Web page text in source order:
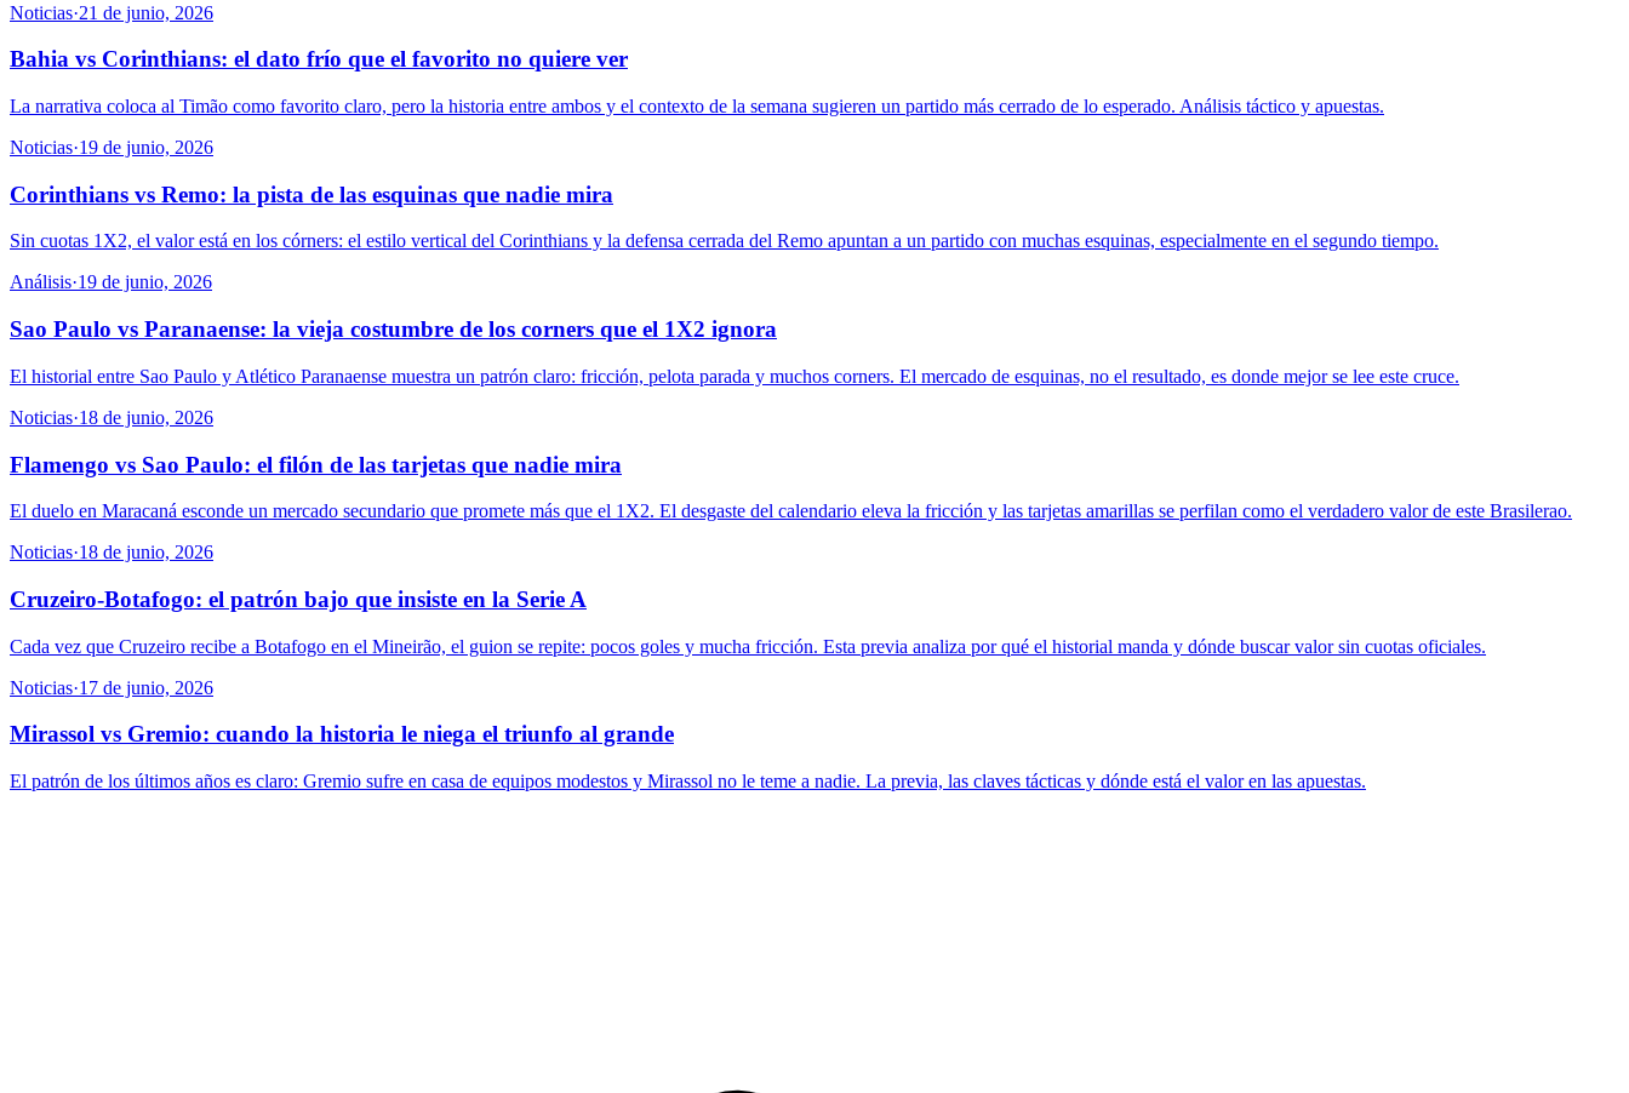
Noticias·21 de junio, 2026
Bahia vs Corinthians: el dato frío que el favorito no quiere ver
La narrativa coloca al Timão como favorito claro, pero la historia entre ambos y el contexto de la semana sugieren un partido más cerrado de lo esperado. Análisis táctico y apuestas.
Noticias·19 de junio, 2026
Corinthians vs Remo: la pista de las esquinas que nadie mira
Sin cuotas 1X2, el valor está en los córners: el estilo vertical del Corinthians y la defensa cerrada del Remo apuntan a un partido con muchas esquinas, especialmente en el segundo tiempo.
Análisis·19 de junio, 2026
Sao Paulo vs Paranaense: la vieja costumbre de los corners que el 1X2 ignora
El historial entre Sao Paulo y Atlético Paranaense muestra un patrón claro: fricción, pelota parada y muchos corners. El mercado de esquinas, no el resultado, es donde mejor se lee este cruce.
Noticias·18 de junio, 2026
Flamengo vs Sao Paulo: el filón de las tarjetas que nadie mira
El duelo en Maracaná esconde un mercado secundario que promete más que el 1X2. El desgaste del calendario eleva la fricción y las tarjetas amarillas se perfilan como el verdadero valor de este Brasilerao.
Noticias·18 de junio, 2026
Cruzeiro-Botafogo: el patrón bajo que insiste en la Serie A
Cada vez que Cruzeiro recibe a Botafogo en el Mineirão, el guion se repite: pocos goles y mucha fricción. Esta previa analiza por qué el historial manda y dónde buscar valor sin cuotas oficiales.
Noticias·17 de junio, 2026
Mirassol vs Gremio: cuando la historia le niega el triunfo al grande
El patrón de los últimos años es claro: Gremio sufre en casa de equipos modestos y Mirassol no le teme a nadie. La previa, las claves tácticas y dónde está el valor en las apuestas.